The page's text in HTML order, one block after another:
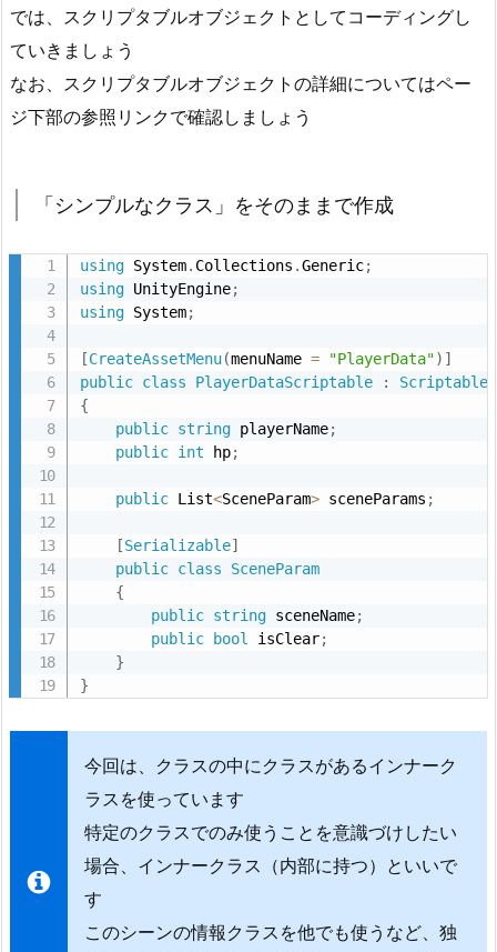
作
成
2.
2.
読
メ
ド
の
3.
テ
ス
ト
用
の
コ
ー
では、スクリプタブルオブジェクトとしてコーディングし
ていきましょう
なお、スクリプタブルオブジェクトの詳細についてはペー
ジ下部の参照リンクで確認しましょう
「シンプルなクラス」をそのままで作成
using System. Collections .Generic;
using UnityEngine;
using System;
[CreateAssetMenu(menuName = "PlayerData") ]
public class PlayerDataScriptable :
{
public string playerName;
public int hp;
public List<SceneParam> sceneParams ;
[Serializable]
public class
SceneParam
{
public string sceneName;
public
bool isClear;
}
}
今回は、クラスの中にクラスがあるインナーク
ラスを使っています
特定のクラスでのみ使うことを意識づけしたい
場合、インナークラス（内部に持つ）といいで
す
このシーンの情報クラスを他でも使うなど、独